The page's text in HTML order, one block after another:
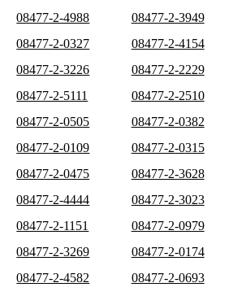
08477-2-4988
08477-2-3949
08477-2-0327
08477-2-4154
08477-2-3226
08477-2-2229
08477-2-5111
08477-2-2510
08477-2-0505
08477-2-0382
08477-2-0109
08477-2-0315
08477-2-0475
08477-2-3628
08477-2-4444
08477-2-3023
08477-2-1151
08477-2-0979
08477-2-3269
08477-2-0174
08477-2-4582
08477-2-0693